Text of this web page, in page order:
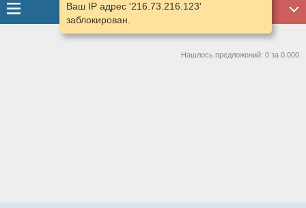
Ваш IP адрес '216.73.216.123'
заблокирован.
Нашлось предложений: 0 за 0.000